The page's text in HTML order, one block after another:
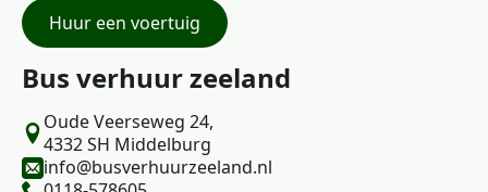
Huur een voertuig
Bus verhuur zeeland
Oude Veerseweg 24,
4332 SH Middelburg
info@busverhuurzeeland.nl